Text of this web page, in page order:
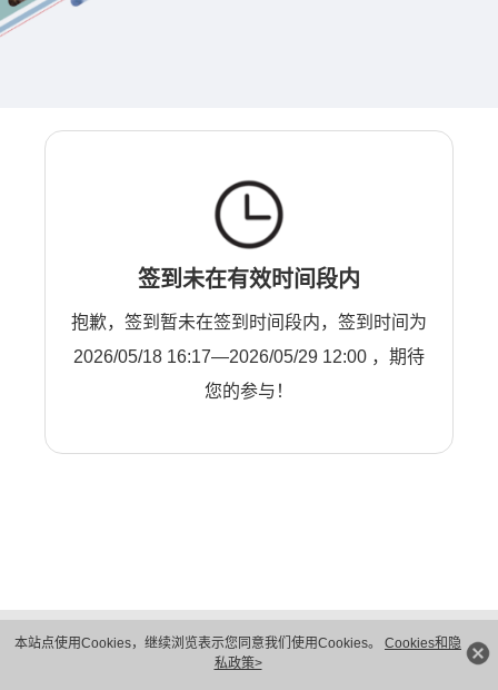
本站点使用Cookies，继续浏览表示您同意我们使用Cookies。 Cookies和隐
私政策>
签到未在有效时间段内
抱歉，签到暂未在签到时间段内，签到时间为
2026/05/18 16:17—2026/05/29 12:00 ，期待
您的参与！
隐私保护
法律声明